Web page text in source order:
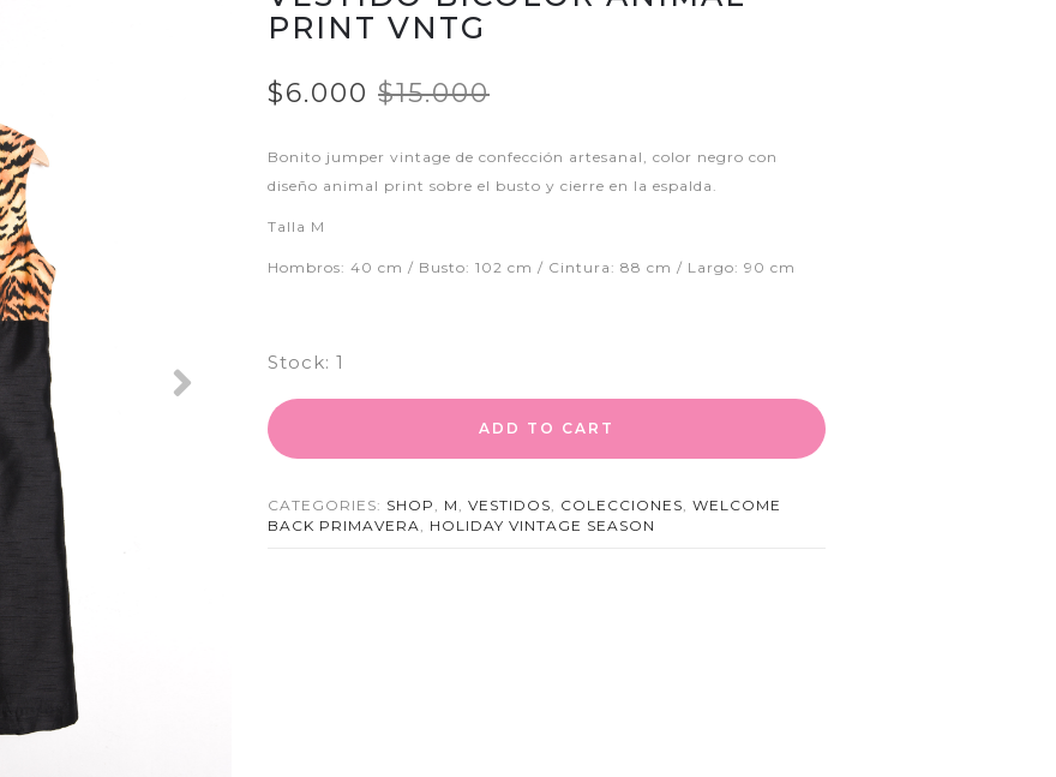
Next
PRINT VNTG
$6.000 $15.000
Bonito jumper vintage de confección artesanal, color negro con
diseño animal print sobre el busto y cierre en la espalda.
Talla M
Hombros: 40 cm / Busto: 102 cm / Cintura: 88 cm / Largo: 90 cm
Stock: 1
ADD TO CART
CATEGORIES: SHOP M VESTIDOS COLECCIONES WELCOME
BACK PRIMAVERA
HOLIDAY VINTAGE SEASON